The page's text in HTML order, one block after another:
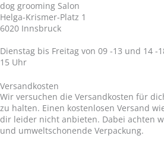
dog grooming Salon
Helga-Krismer-Platz 1
6020 Innsbruck
Dienstag bis Freitag von 09 -13 und 14 -
15 Uhr
Versandkosten
Wir versuchen die Versandkosten für
zu halten. Einen kostenlosen Versand
dir leider nicht anbieten. Dabei achten
und umweltschonende Verpackung.